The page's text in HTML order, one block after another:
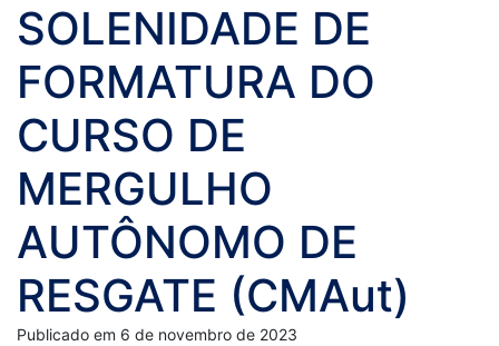
SOLENIDADE DE
FORMATURA DO
CURSO DE
MERGULHO
AUTÔNOMO DE
RESGATE (CMAut)
Publicado em 6 de novembro de 2023